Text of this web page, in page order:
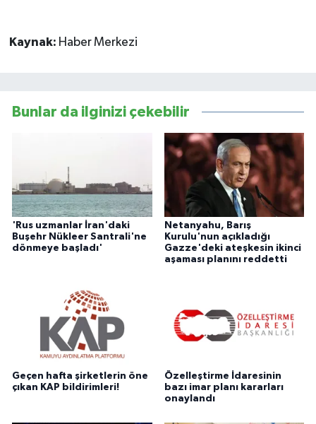
Kaynak: Haber Merkezi
Bunlar da ilginizi çekebilir
'Rus uzmanlar İran'daki
Buşehr Nükleer Santrali'ne
dönmeye başladı'
Netanyahu, Barış
Kurulu'nun açıkladığı
Gazze'deki ateşkesin ikinci
aşaması planını reddetti
Geçen hafta şirketlerin öne
çıkan KAP bildirimleri!
Özelleştirme İdaresinin
bazı imar planı kararları
onaylandı